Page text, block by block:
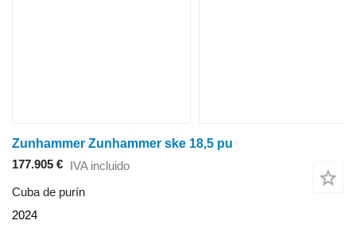
Zunhammer Zunhammer ske 18,5 pu
177.905 € IVA incluido
Cuba de purín
2024